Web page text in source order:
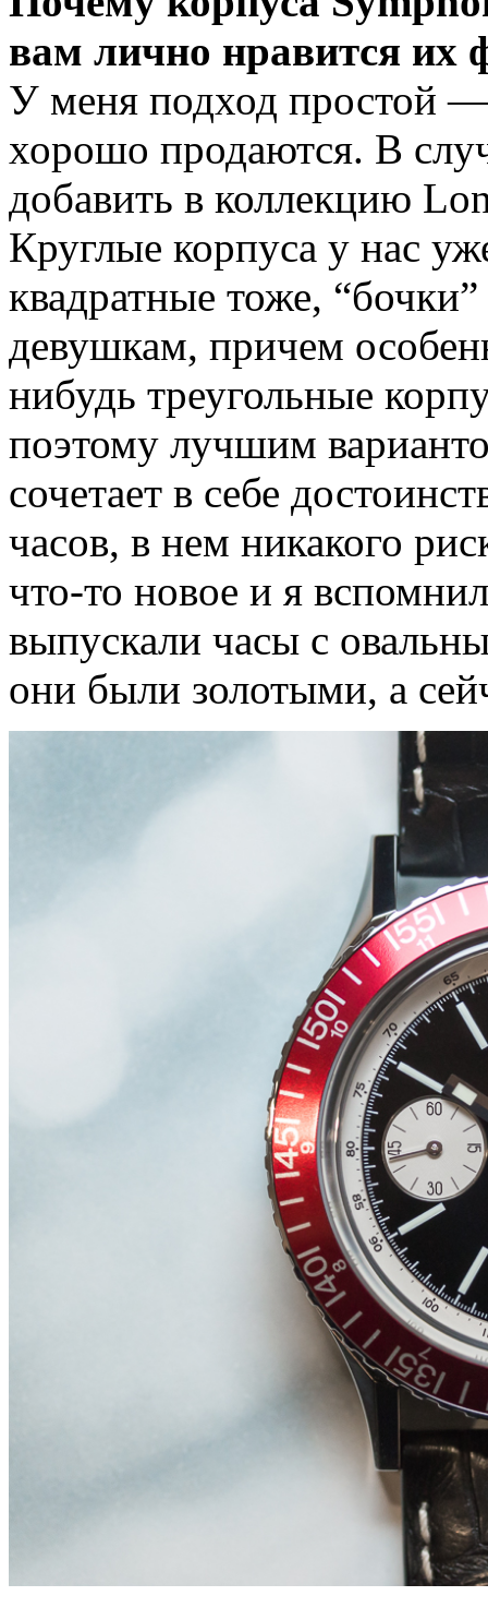
вам лично нравится их
У меня подход простой
хорошо продаются. В
добавить в коллекцию
Круглые корпуса у нас
квадратные тоже,
девушкам, причем
нибудь треугольные
поэтому лучшим
сочетает в себе
часов, в нем никакого
что-то новое и я
выпускали часы с
они были золотыми, а